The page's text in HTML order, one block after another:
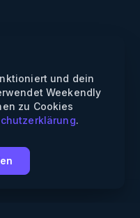
und dein
Weekendly
zu Cookies
.